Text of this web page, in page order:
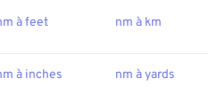
à feet nm à km
à inches nm à yards